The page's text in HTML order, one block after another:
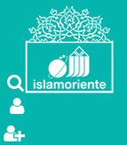
تجاوز إلى المحتوى الرئيسي